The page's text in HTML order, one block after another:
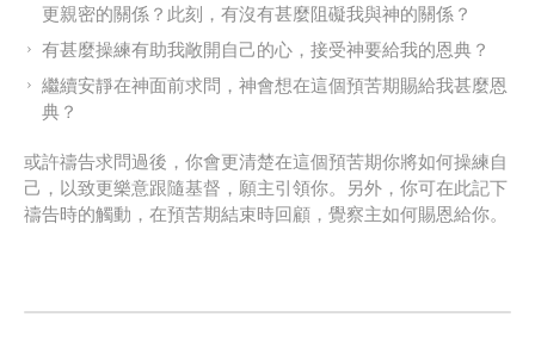
更親密的關係？此刻，有沒有甚麼阻礙我與神的關係？
有甚麼操練有助我敞開自己的心，接受神要給我的恩典？
繼續安靜在神面前求問，神會想在這個預苦期賜給我甚麼恩
典？
或許禱告求問過後，你會更清楚在這個預苦期你將如何操練自
己，以致更樂意跟隨基督，願主引領你。另外，你可在此記下
禱告時的觸動，在預苦期結束時回顧，覺察主如何賜恩給你。